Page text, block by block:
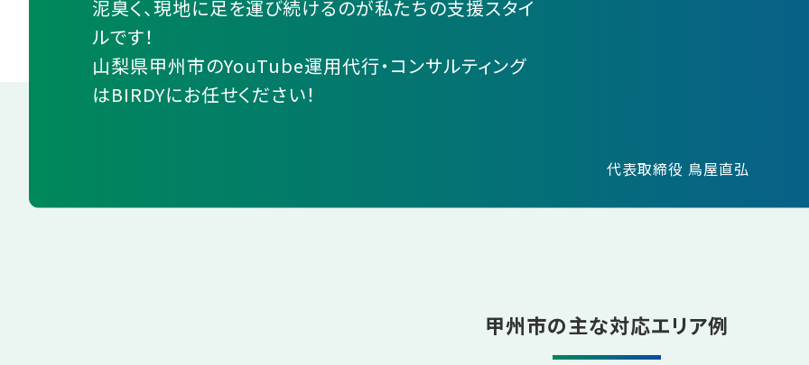
泥臭く、現地に足を運び続けるのが私たちの支援スタイ
ルです！
山梨県甲州市のYouTube運用代行・コンサルティング
はBIRDYにお任せください！
代表取締役 鳥屋直弘
甲州市の主な対応エリア例